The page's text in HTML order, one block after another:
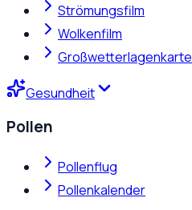
Strömungsfilm
Wolkenfilm
Großwetterlagenkarte
Gesundheit
Pollen
Pollenflug
Pollenkalender